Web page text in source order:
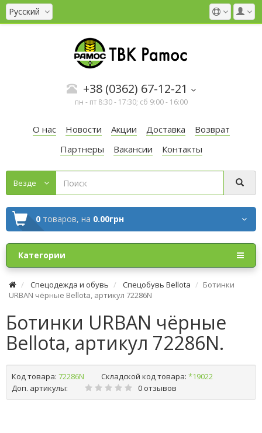
Русский
+38 (0362) 67-12-21
пн - пт 8:30 - 17:30; сб 9:00 - 16:00
О нас Новости Акции Доставка
Возврат
Партнеры
Вакансии Контакты
Везде
0 товаров, на 0.00грн
Категории
Спецодежда и обувь Спецобувь Bellota
Ботинки
URBAN чёрные Bellota, артикул 72286N
Ботинки URBAN чёрные
Bellota, артикул 72286N.
Код товара: 72286N Складской код товара: *19022
Доп. артикулы:
0 отзывов